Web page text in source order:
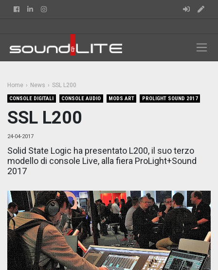
FacebookLinkedin
Home News SSL L200
CONSOLE DIGITALI CONSOLE AUDIO MODS ART PROLIGHT SOUND 2017
SSL L200
24-04-2017
Solid State Logic ha presentato L200, il suo terzo
modello di console Live, alla fiera ProLight+Sound
2017